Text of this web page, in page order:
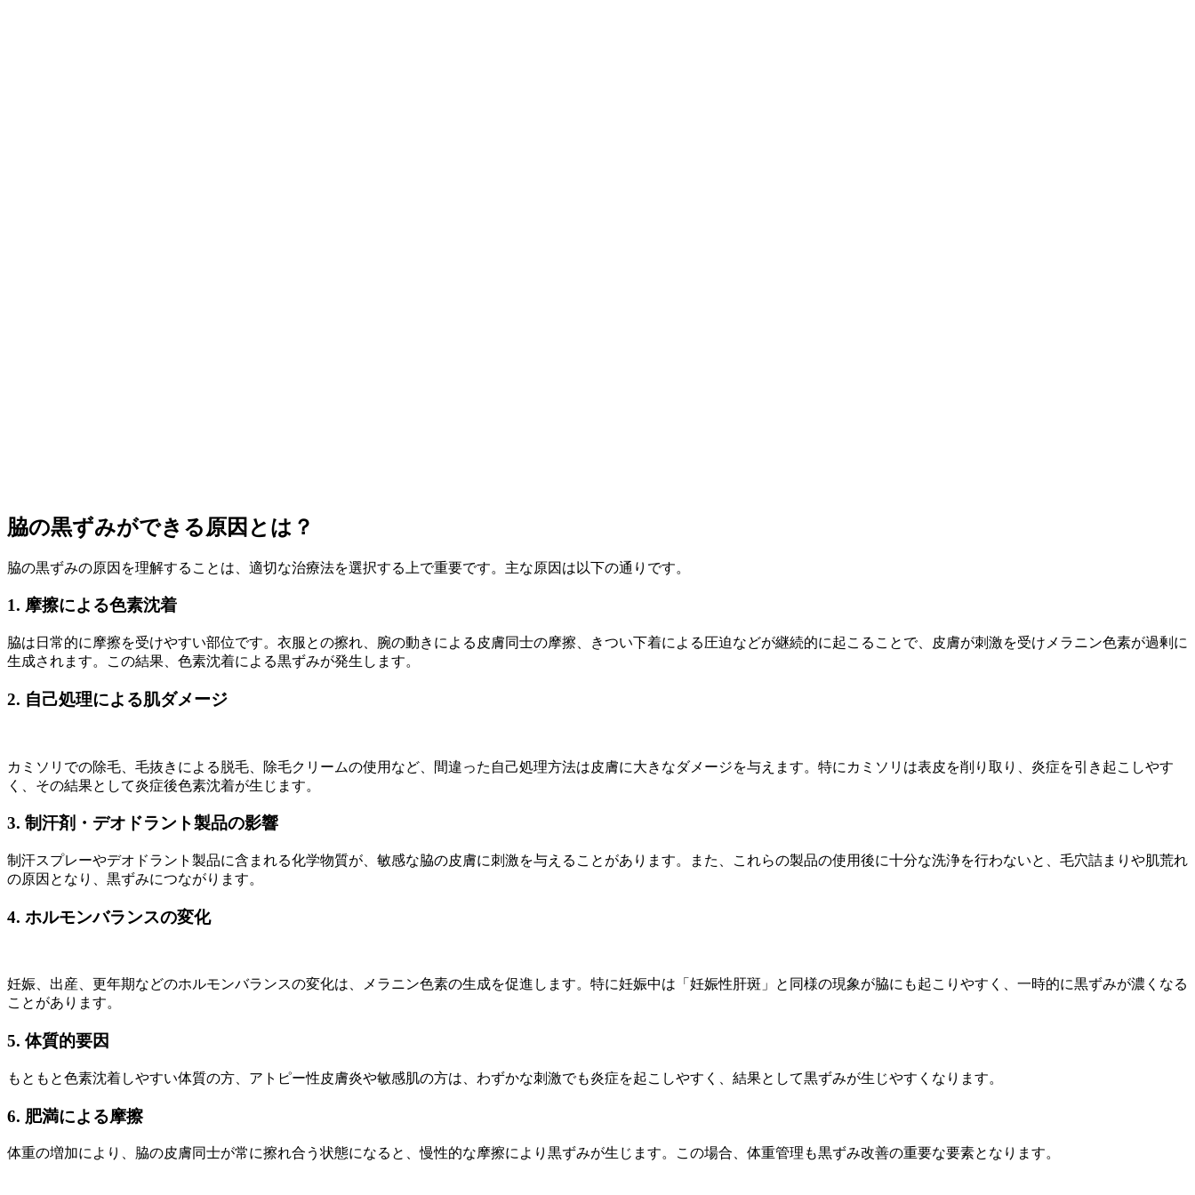
脇の黒ずみができる原因とは？
脇の黒ずみの原因を理解することは、適切な治療法を選択する上で重要です。主な原因は以下の通りです。
1. 摩擦による色素沈着
脇は日常的に摩擦を受けやすい部位です。衣服との擦れ、腕の動きによる皮膚同士の摩擦、きつい下着による圧迫などが継続的に起こることで、皮膚が刺激を受けメラニン色素が過剰に
生成されます。この結果、色素沈着による黒ずみが発生します。
2. 自己処理による肌ダメージ
カミソリでの除毛、毛抜きによる脱毛、除毛クリームの使用など、間違った自己処理方法は皮膚に大きなダメージを与えます。特にカミソリは表皮を削り取り、炎症を引き起こしやす
く、その結果として炎症後色素沈着が生じます。
3. 制汗剤・デオドラント製品の影響
制汗スプレーやデオドラント製品に含まれる化学物質が、敏感な脇の皮膚に刺激を与えることがあります。また、これらの製品の使用後に十分な洗浄を行わないと、毛穴詰まりや肌荒れ
の原因となり、黒ずみにつながります。
4. ホルモンバランスの変化
妊娠、出産、更年期などのホルモンバランスの変化は、メラニン色素の生成を促進します。特に妊娠中は「妊娠性肝斑」と同様の現象が脇にも起こりやすく、一時的に黒ずみが濃くなる
ことがあります。
5. 体質的要因
もともと色素沈着しやすい体質の方、アトピー性皮膚炎や敏感肌の方は、わずかな刺激でも炎症を起こしやすく、結果として黒ずみが生じやすくなります。
6. 肥満による摩擦
体重の増加により、脇の皮膚同士が常に擦れ合う状態になると、慢性的な摩擦により黒ずみが生じます。この場合、体重管理も黒ずみ改善の重要な要素となります。